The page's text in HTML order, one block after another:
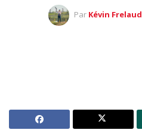
Par Kévin Frelaud